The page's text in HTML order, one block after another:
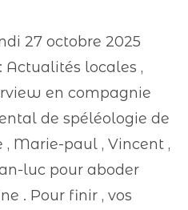
27 octobre 2025
locales ,
en compagnie
de spéléologie de
Marie-paul , Vincent ,
luc pour aboder
. Pour finir , vos